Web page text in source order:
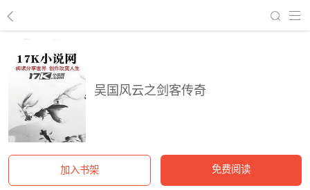
吴国风云之剑客传奇
加入书架 免费阅读